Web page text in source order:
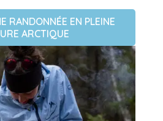
RANDONNÉE EN PLEINE
ARCTIQUE